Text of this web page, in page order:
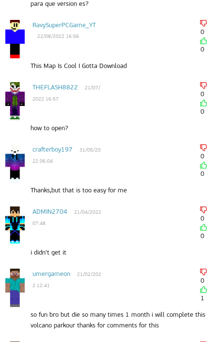
para que version es?
RavySuperPCGame_YT
22/08/2022 16:56
0
0
This Map Is Cool I Gotta Download
THEFLASH8822
21/07/
2022 16:57
0
0
how to open?
crafterboy197
31/05/20
22 06:04
0
0
Thanks,but that is too easy for me
ADMIN2704
21/04/2022
07:48
0
0
i didn't get it
umergameon
21/02/202
2 12:41
0
1
so fun bro but die so many times 1 month i will complete this
volcano parkour thanks for comments for this